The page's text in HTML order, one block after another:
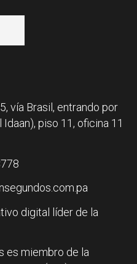
vía Brasil, entrando por
Idaan), piso 11, oficina 11
digital líder de la
es miembro de la